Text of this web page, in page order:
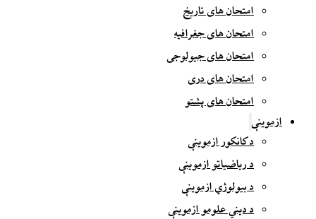
امتحان های تاریخ
امتحان های جغرافیه
امتحان های جیولوجی
امتحان های دری
امتحان های پشتو
ازموینې
د کانکور ازموینې
د ریاضیاتو ازموینې
د بیولوژي ازموینې
د دیني علومو ازموینې